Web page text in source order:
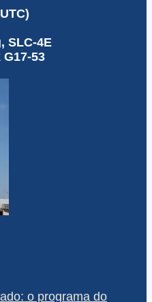
SLC-4E
53
o programa do